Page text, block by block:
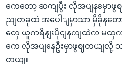
ကေတော့ ဆကျပွီး လိုအပျနမှောဖွဈ
ညျတခုထဲ အပေါျမှာသာ မှီခိုနတော
တှေ ယူကရိနျးပိုငျနကျထဲက မထှ
ကေ လိုအပျနေဦးမှာဖွဈတယျလို့ သ
တယျ။